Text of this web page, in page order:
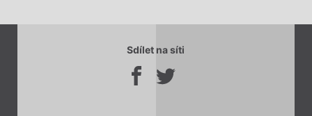
Sdílet na síti